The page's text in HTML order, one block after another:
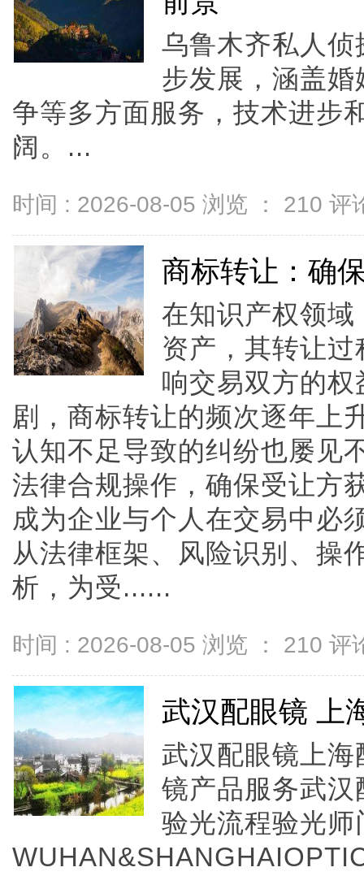
乌鲁木齐私人
步发展，涵盖
争等多方面服务，技术进步
阔。...
时间 : 2026-08-05 浏览 ： 210 评
商标转让：确
在知识产权领
资产，其转让
响交易双方的
剧，商标转让的频次逐年上
认知不足导致的纠纷也屡见
法律合规操作，确保受让方
成为企业与个人在交易中必
从法律框架、风险识别、操
析，为受......
时间 : 2026-08-05 浏览 ： 210 评
武汉配眼镜 上
武汉配眼镜上
镜产品服务武
验光流程验光